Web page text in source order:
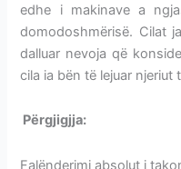
edhe i makinave a
domodoshmërisë. Cilat
dalluar nevoja që
cila ia bën të lejuar njeriut
Përgjigjja:
Falënderimi absolut i